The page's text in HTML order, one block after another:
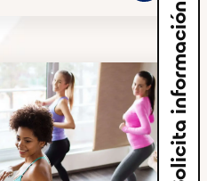
Solicita información